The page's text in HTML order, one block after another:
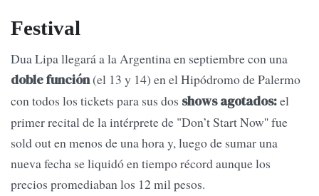
Festival
Dua Lipa llegará a la Argentina en septiembre con una
doble función(el 13 y 14) en el Hipódromo de Palermo
con todos los tickets para sus dos shows agotados:el
primer recital de la intérprete de "Don’t Start Now'' fue
sold out en menos de una hora y, luego de sumar una
nueva fecha se liquidó en tiempo récord aunque los
precios promediaban los 12 mil pesos.